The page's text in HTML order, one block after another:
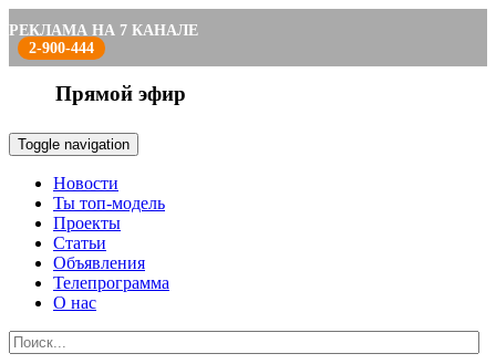
РЕКЛАМА НА 7 КАНАЛЕ
2-900-444
Прямой эфир
Toggle navigation
Новости
Ты топ-модель
Проекты
Статьи
Объявления
Телепрограмма
О нас